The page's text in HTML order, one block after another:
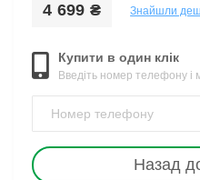
4 699 ₴ Знайшли
Купити в один клік
Введіть номер телефону і
Назад